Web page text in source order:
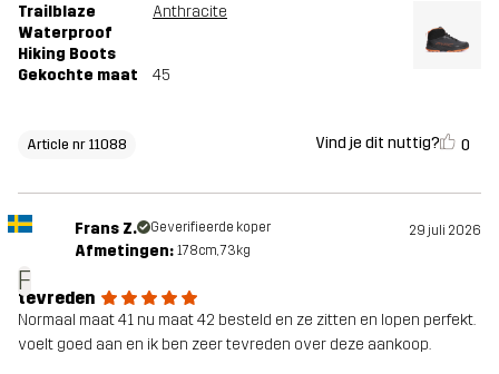
Trailblaze
Waterproof
Hiking Boots
Anthracite
Gekochte maat 45
Article nr 11088 Vind je dit nuttig? 0
F
Frans Z. Geverifieerde koper 29 juli 2026
Afmetingen: 178cm, 73kg
tevreden
Normaal maat 41 nu maat 42 besteld en ze zitten en lopen perfekt.
voelt goed aan en ik ben zeer tevreden over deze aankoop.